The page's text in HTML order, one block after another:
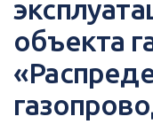
объекта